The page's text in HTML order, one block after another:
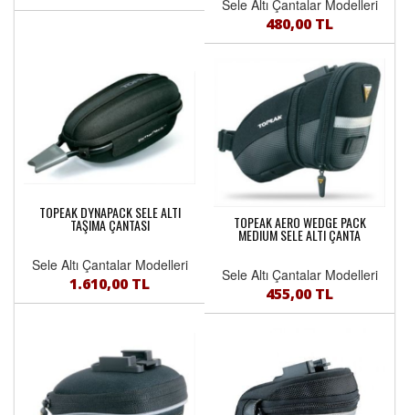
Sele Altı Çantalar Modelleri
480,00 TL
TOPEAK DYNAPACK SELE ALTI
TAŞIMA ÇANTASI
Sele Altı Çantalar Modelleri
1.610,00 TL
TOPEAK AERO WEDGE PACK
MEDIUM SELE ALTI ÇANTA
Sele Altı Çantalar Modelleri
455,00 TL